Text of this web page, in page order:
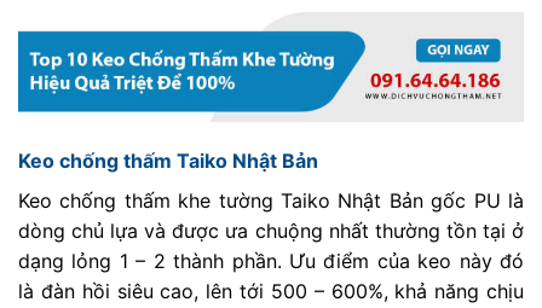
Keo chống thấm Taiko Nhật Bản
Keo chống thấm khe tường Taiko Nhật Bản gốc PU là
dòng chủ lựa và được ưa chuộng nhất thường tồn tại ở
dạng lỏng 1 – 2 thành phần. Ưu điểm của keo này đó
là đàn hồi siêu cao, lên tới 500 – 600%, khả năng chịu